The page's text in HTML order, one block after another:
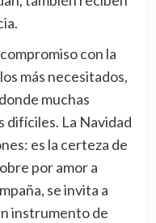
con la
más necesitados,
muchas
difíciles. La Navidad
es la certeza de
por amor a
se invita a
instrumento de